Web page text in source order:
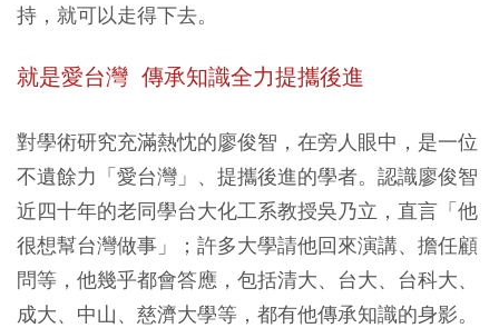
持，就可以走得下去。
就是愛台灣 傳承知識全力提攜後進
對學術研究充滿熱忱的廖俊智，在旁人眼中，是一位
不遺餘力「愛台灣」、提攜後進的學者。認識廖俊智
近四十年的老同學台大化工系教授吳乃立，直言「他
很想幫台灣做事」；許多大學請他回來演講、擔任顧
問等，他幾乎都會答應，包括清大、台大、台科大、
成大、中山、慈濟大學等，都有他傳承知識的身影。